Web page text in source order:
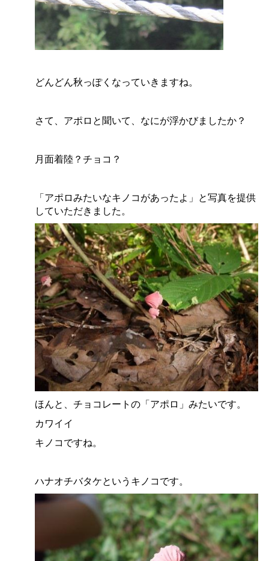
どんどん秋っぽくなっていきますね。
さて、アポロと聞いて、なにが浮かびましたか？
月面着陸？チョコ？
「アポロみたいなキノコがあったよ」と写真を提供
していただきました。
ほんと、チョコレートの「アポロ」みたいです。
カワイイ
キノコですね。
ハナオチバタケというキノコです。